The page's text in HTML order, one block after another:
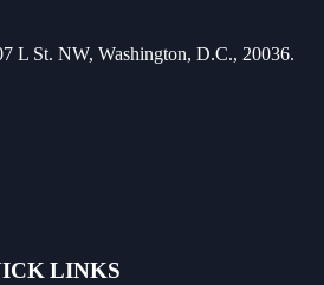
L St. NW, Washington, D.C., 20036.
LINKS